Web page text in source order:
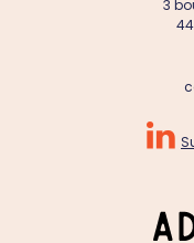
3
